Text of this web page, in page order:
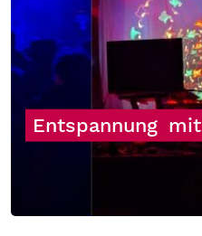
Entspannung mit